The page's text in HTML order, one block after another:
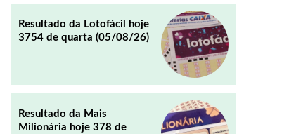
Resultado da Lotofácil hoje
3754 de quarta (05/08/26)
Resultado da Mais
Milionária hoje 378 de